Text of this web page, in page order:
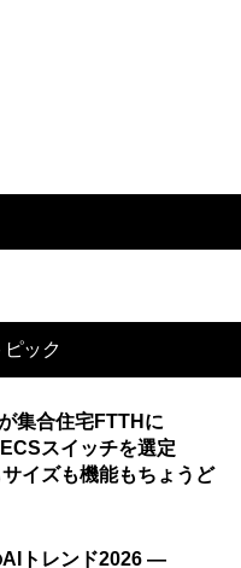
ピック
集合住宅FTTHに
スイッチを選定
サイズも機能もちょうど
AIトレンド2026 ―